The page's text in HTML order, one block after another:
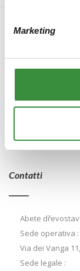
Marketing
creare edifici e
Contatti
Abete
Sede operativa :
Via dei Vanga
Sede legale :